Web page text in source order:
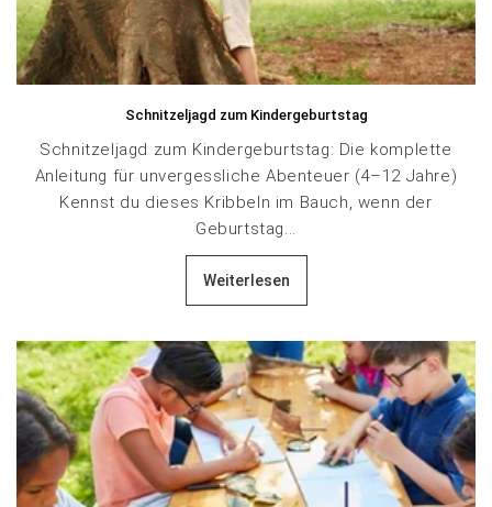
Schnitzeljagd zum Kindergeburtstag
Schnitzeljagd zum Kindergeburtstag: Die komplette
Anleitung für unvergessliche Abenteuer (4–12 Jahre)
Kennst du dieses Kribbeln im Bauch, wenn der
Geburtstag...
Weiterlesen